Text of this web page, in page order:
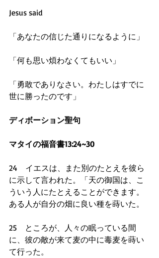
Jesus said
「あなたの信じた通りになるように」
「何も思い煩わなくてもいい」
「勇敢でありなさい。わたしはすでに
世に勝ったのです」
ディボーション聖句
マタイの福音書13:24~30
24　イエスは、また別のたとえを彼ら
に示して言われた。「天の御国は、こ
ういう人にたとえることができます。
ある人が自分の畑に良い種を蒔いた。
25　ところが、人々の眠っている間
に、彼の敵が来て麦の中に毒麦を蒔い
て行った。